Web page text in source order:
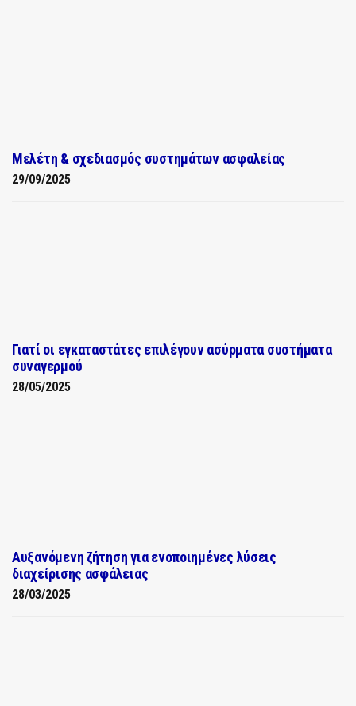
Μελέτη & σχεδιασμός συστημάτων ασφαλείας
29/09/2025
Γιατί οι εγκαταστάτες επιλέγουν ασύρματα συστήματα
συναγερμού
28/05/2025
Αυξανόμενη ζήτηση για ενοποιημένες λύσεις
διαχείρισης ασφάλειας
28/03/2025